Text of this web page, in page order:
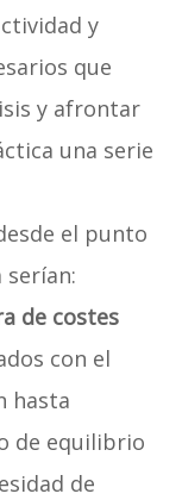
y
que
y afrontar
una serie
el punto
de costes
con el
hasta
de equilibrio
de